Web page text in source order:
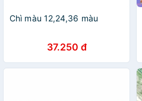
Chì màu 12,24,36 màu
37.250 đ